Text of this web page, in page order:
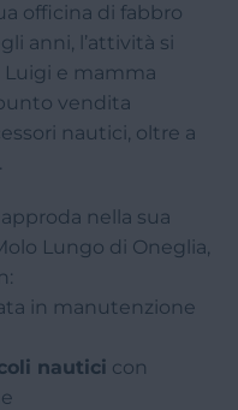
officina di fabbro
anni, l’attività si
Luigi e mamma
vendita
nautici, oltre a
nella sua
Lungo di Oneglia,
in manutenzione
nautici con